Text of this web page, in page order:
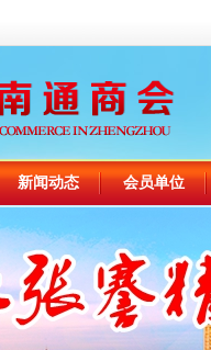
新闻动态 会员单位